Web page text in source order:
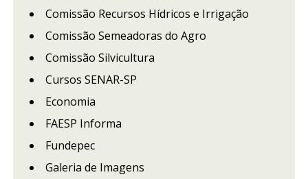
Comissão Recursos Hídricos e Irrigação
Comissão Semeadoras do Agro
Comissão Silvicultura
Cursos SENAR-SP
Economia
FAESP Informa
Fundepec
Galeria de Imagens